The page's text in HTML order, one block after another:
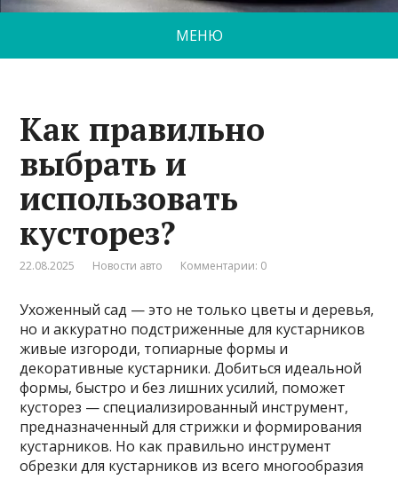
МЕНЮ
Как правильно
выбрать и
использовать
кусторез?
22.08.2025 Новости авто Комментарии: 0
Ухоженный сад — это не только цветы и деревья,
но и аккуратно подстриженные для кустарников
живые изгороди, топиарные формы и
декоративные кустарники. Добиться идеальной
формы, быстро и без лишних усилий, поможет
кусторез — специализированный инструмент,
предназначенный для стрижки и формирования
кустарников. Но как правильно инструмент
обрезки для кустарников из всего многообразия